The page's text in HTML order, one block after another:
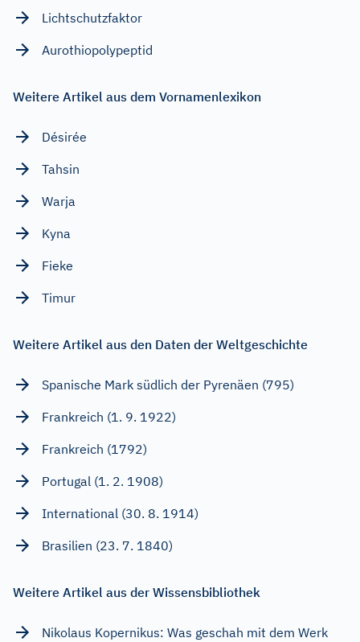
Lichtschutzfaktor
Aurothiopolypeptid
Weitere Artikel aus dem Vornamenlexikon
Désirée
Tahsin
Warja
Kyna
Fieke
Timur
Weitere Artikel aus den Daten der Weltgeschichte
Spanische Mark südlich der Pyrenäen (795)
Frankreich (1. 9. 1922)
Frankreich (1792)
Portugal (1. 2. 1908)
International (30. 8. 1914)
Brasilien (23. 7. 1840)
Weitere Artikel aus der Wissensbibliothek
Nikolaus Kopernikus: Was geschah mit dem Werk